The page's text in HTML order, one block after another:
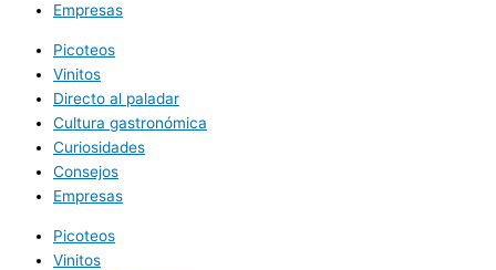
Empresas
Picoteos
Vinitos
Directo al paladar
Cultura gastronómica
Curiosidades
Consejos
Empresas
Picoteos
Vinitos